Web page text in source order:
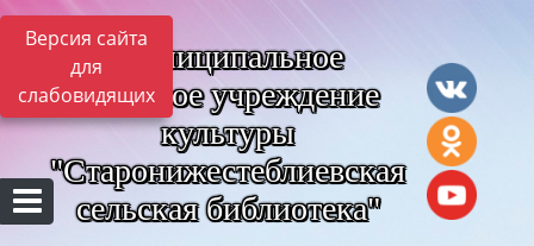
Версия сайта
для
слабовидящих
Муниципальное
казённое учреждение
культуры
"Старонижестеблиевская
сельская библиотека"